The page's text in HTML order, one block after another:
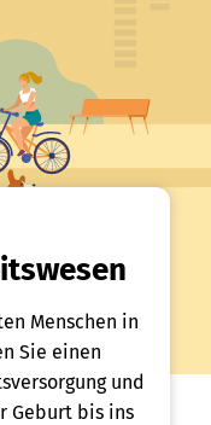
Menschen in
Sie einen
und
Geburt bis ins